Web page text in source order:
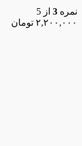
نمره 3 از 5
۲,۲۰۰,۰۰۰ تومان